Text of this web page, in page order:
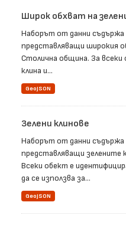
Широк обхват на
Наборът от данни
представляващи широкия
Столична община. За всеки
клина и...
GeoJSON
Зелени клинове
Наборът от данни
представляващи зелените
Всеки обект е
да се използва за...
GeoJSON